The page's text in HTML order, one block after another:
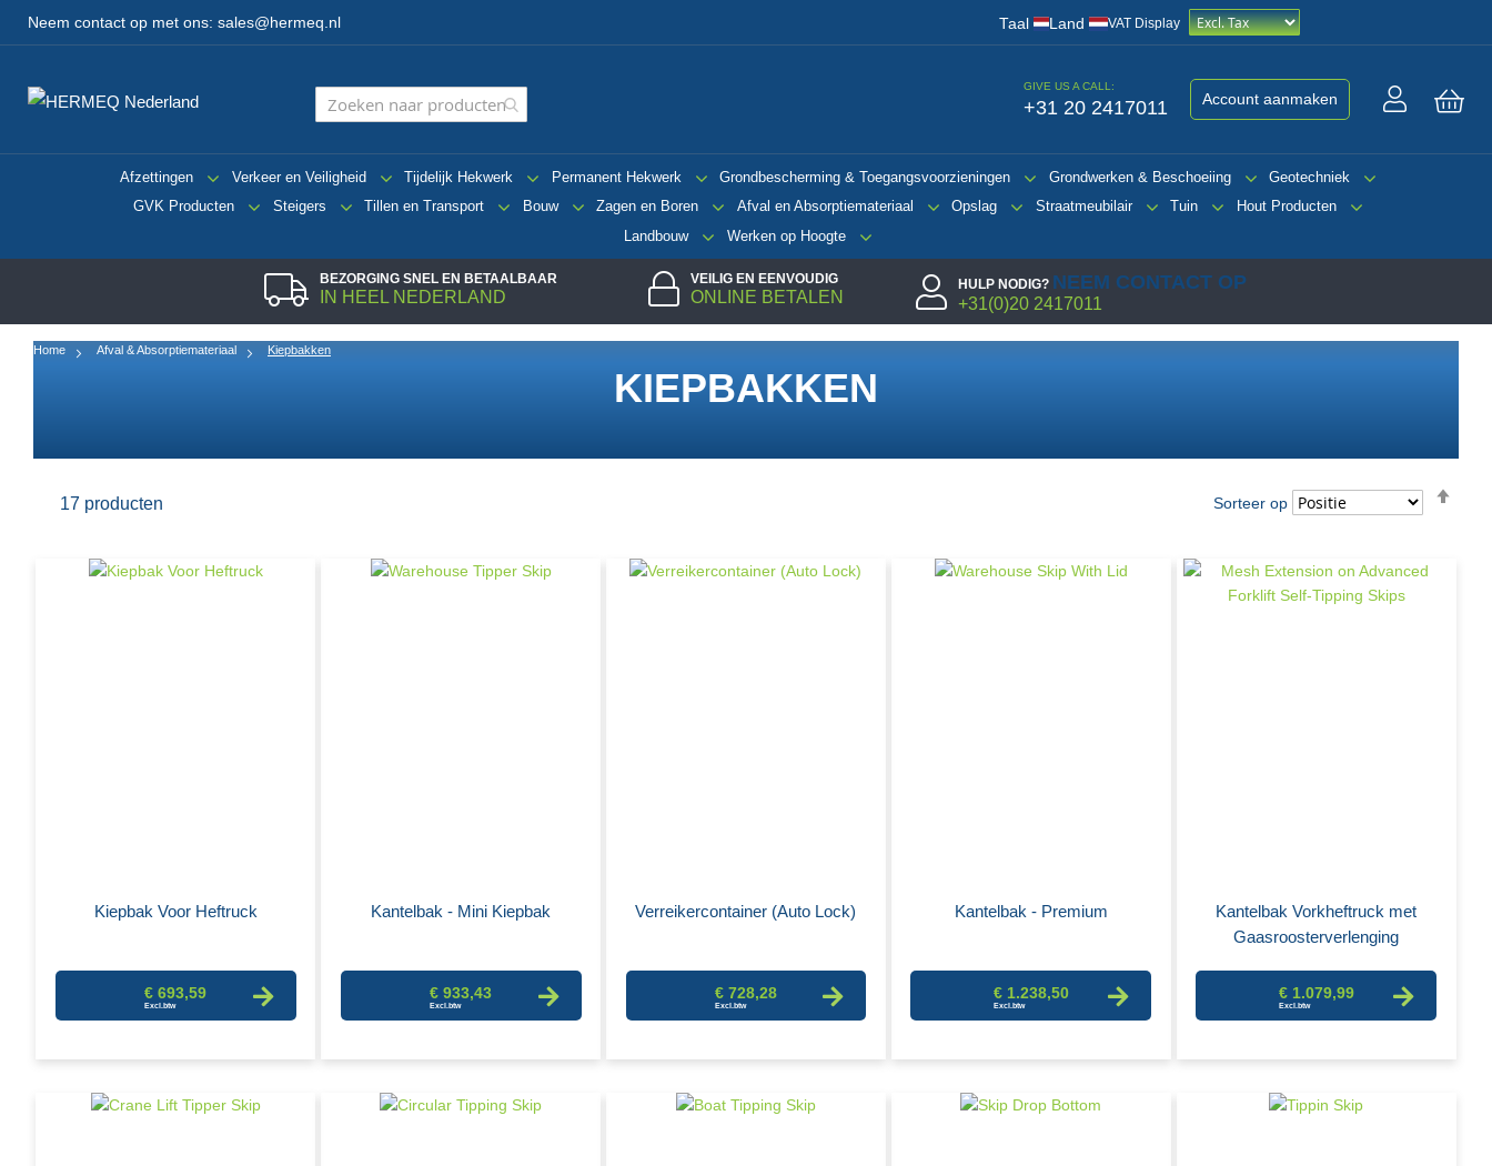
Neem contact op met ons: sales@hermeq.nl Taal/ Land VAT Display
GIVE US A CALL:
+31 20 2417011 Account aanmaken
Afzettingen Verkeer en Veiligheid Tijdelijk Hekwerk Permanent Hekwerk Grondbescherming & Toegangsvoorzieningen Grondwerken & Beschoeiing
Geotechniek
GVK Producten
Steigers Tillen en Transport Bouw Zagen en Boren Afval en Absorptiemateriaal Opslag Straatmeubilair Tuin
Hout Producten
Landbouw
Werken op Hoogte
BEZORGING SNEL EN BETAALBAAR
IN HEEL NEDERLAND
VEILIG EN EENVOUDIG
ONLINE BETALEN
HULP NODIG? NEEM CONTACT OP
+31(0)20 2417011
Home Afval & Absorptiemateriaal Kiepbakken
KIEPBAKKEN
17 producten Sorteer op
Kiepbak Voor Heftruck
€ 693,59
Kantelbak - Mini Kiepbak
€ 933,43
Verreikercontainer (Auto Lock)
€ 728,28
Kantelbak - Premium
€ 1.238,50
Kantelbak Vorkheftruck met
Gaasroosterverlenging
€ 1.079,99